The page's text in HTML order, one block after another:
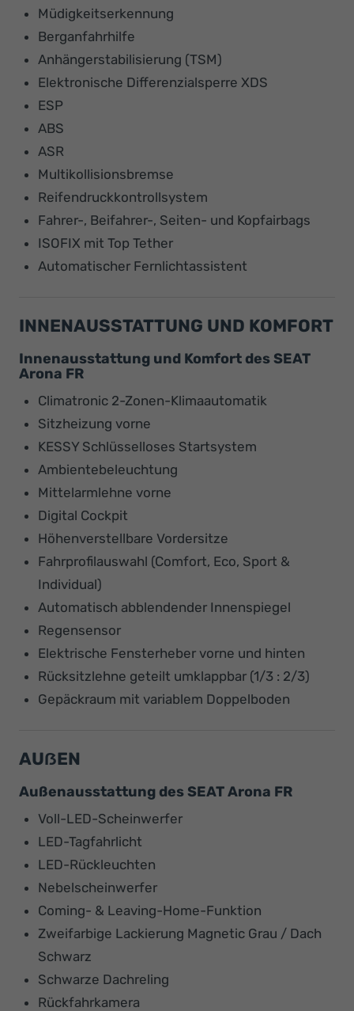
Müdigkeitserkennung
Berganfahrhilfe
Anhängerstabilisierung (TSM)
Elektronische Differenzialsperre XDS
ESP
ABS
ASR
Multikollisionsbremse
Reifendruckkontrollsystem
Fahrer-, Beifahrer-, Seiten- und Kopfairbags
ISOFIX mit Top Tether
Automatischer Fernlichtassistent
INNENAUSSTATTUNG UND KOMFORT
Innenausstattung und Komfort des SEAT
Arona FR
Climatronic 2-Zonen-Klimaautomatik
Sitzheizung vorne
KESSY Schlüsselloses Startsystem
Ambientebeleuchtung
Mittelarmlehne vorne
Digital Cockpit
Höhenverstellbare Vordersitze
Fahrprofilauswahl (Comfort, Eco, Sport &
Individual)
Automatisch abblendender Innenspiegel
Regensensor
Elektrische Fensterheber vorne und hinten
Rücksitzlehne geteilt umklappbar (1/3 : 2/3)
Gepäckraum mit variablem Doppelboden
AUẞEN
Außenausstattung des SEAT Arona FR
Voll-LED-Scheinwerfer
LED-Tagfahrlicht
LED-Rückleuchten
Nebelscheinwerfer
Coming- & Leaving-Home-Funktion
Zweifarbige Lackierung Magnetic Grau / Dach
Schwarz
Schwarze Dachreling
Rückfahrkamera